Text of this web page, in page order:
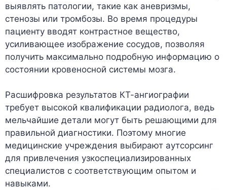
выявлять патологии, такие как аневризмы,
стенозы или тромбозы. Во время процедуры
пациенту вводят контрастное вещество,
усиливающее изображение сосудов, позволяя
получить максимально подробную информацию о
состоянии кровеносной системы мозга.
Расшифровка результатов КТ-ангиографии
требует высокой квалификации радиолога, ведь
мельчайшие детали могут быть решающими для
правильной диагностики. Поэтому многие
медицинские учреждения выбирают аутсорсинг
для привлечения узкоспециализированных
специалистов с соответствующим опытом и
навыками.